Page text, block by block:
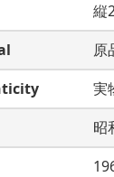
縦
原
実
昭